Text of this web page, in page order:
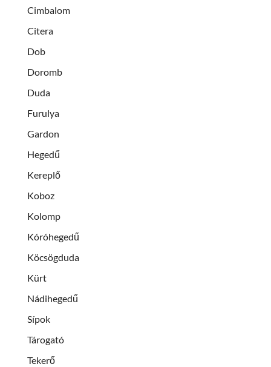
Cimbalom
Citera
Dob
Doromb
Duda
Furulya
Gardon
Hegedű
Kereplő
Koboz
Kolomp
Kóróhegedű
Köcsögduda
Kürt
Nádihegedű
Sípok
Tárogató
Tekerő